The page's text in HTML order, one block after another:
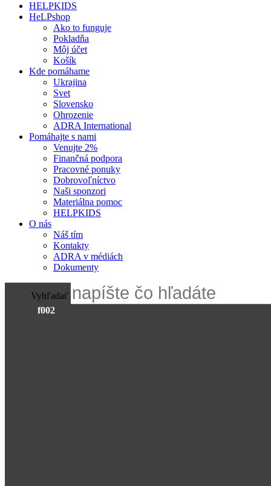
HELPKIDS
HeLPshop
Ako to funguje
Pokladňa
Môj účet
Košík
Kde pomáhame
Ukrajina
Svet
Slovensko
Ohrozenie
ADRA International
Pomáhajte s nami
Venujte 2%
Finančná podpora
Pracovné ponuky
Dobrovoľníctvo
Naši sponzori
Materiálna pomoc
HELPKIDS
O nás
Náš tím
Kontakty
ADRA v médiách
Dokumenty
Vyhľadať